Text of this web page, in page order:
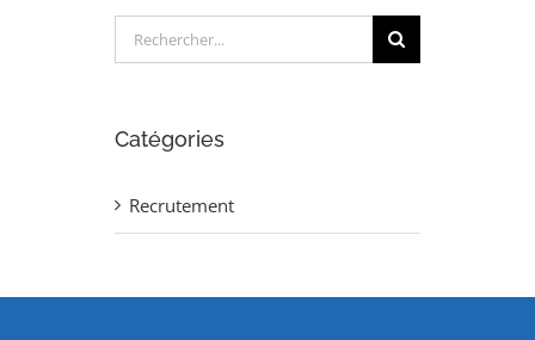
Rechercher:
Catégories
Recrutement